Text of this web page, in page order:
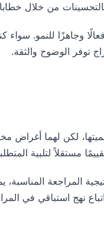
من خلال
وجاهزًا للنمو. سواء
توفر الوضوح والثقة.
لكن لهما أغراض
مستقلاً لتلبية
المراجعة
نهج استباقي في